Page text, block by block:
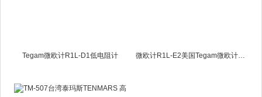
Tegam微欧计R1L-D1低电阻计 微欧计R1L-E2美国Tegam微欧计R1L-E2